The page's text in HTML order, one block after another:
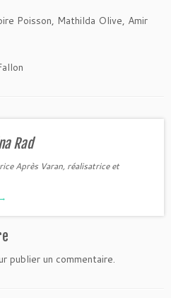
Poisson, Mathilda Olive, Amir
Rad
Après Varan, réalisatrice et
→
publier un commentaire.